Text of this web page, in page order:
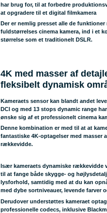
har brug for, til at forbedre
at opgradere til et digital filmkamera
Der er nemlig presset alle de
fuldstørrelses cinema kamera, ind i et
størrelse som et traditionelt DSLR.
4K med masser af
fleksibelt dynamisk
Kameraets sensor kan blandt andet
DCI og med 13 stops dynamic range
ønske sig af et professionelt cinema
Denne kombination er med til at at
fantastiske 4K-optagelser med masser
rækkevidde.
Især kameraets dynamiske rækkevidde
til at fange både skygge- og
lysforhold, samtidig med at du kan
med dybe sortniveauer, levende farver
Derudover understøttes kameraet
professionelle codecs, inklusive